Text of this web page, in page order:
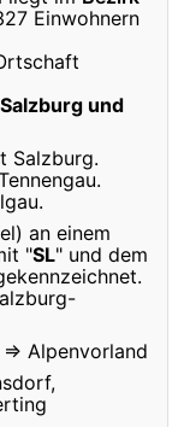
Einwohnern
und
Salzburg.
an einem
"SL" und dem
⇒ Alpenvorland